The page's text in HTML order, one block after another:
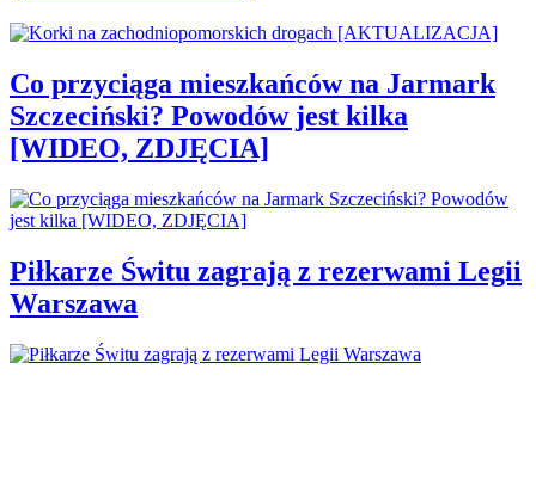
Co przyciąga mieszkańców na Jarmark
Szczeciński? Powodów jest kilka
[WIDEO, ZDJĘCIA]
Piłkarze Świtu zagrają z rezerwami Legii
Warszawa